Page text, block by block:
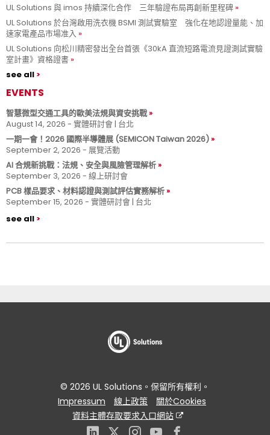
UL Solutions 與 imos 持續深化合作 三年驗證布局再創新里程碑
UL Solutions 於台灣啟用洗衣機 BSMI 測試實驗室 強化在地認證量能、加
速家電產品市場准入
UL Solutions 向松川精密發出全台首張《30kA 直流短路電流見證測試實驗
室計畫》資格證書
see all
EVENTS
智慧微型交通工具的歐美法規與資安挑戰
August 14, 2026 - 實體研討會 | 台北
一期一會！2026 國際半導體展 (SEMICON Taiwan 2026)
September 2, 2026 - 展覽活動
AI 合規新挑戰：法規、安全與風險管理解析
September 3, 2026 - 線上研討會
PCB 樣品要求、材料認證與測試評估實務解析
September 15, 2026 - 實體研討會 | 台北
see all
© 2026 UL Solutions。保留所有權利。
Impressum
線上政策
關於Cookies
資料主體存取要求入口網站